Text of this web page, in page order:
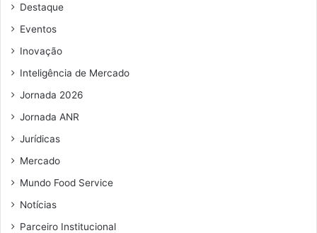
e
e
a
i
Destaque
Eventos
Inovação
Inteligência de Mercado
Jornada 2026
Jornada ANR
Jurídicas
Mercado
Mundo Food Service
Notícias
Parceiro Institucional